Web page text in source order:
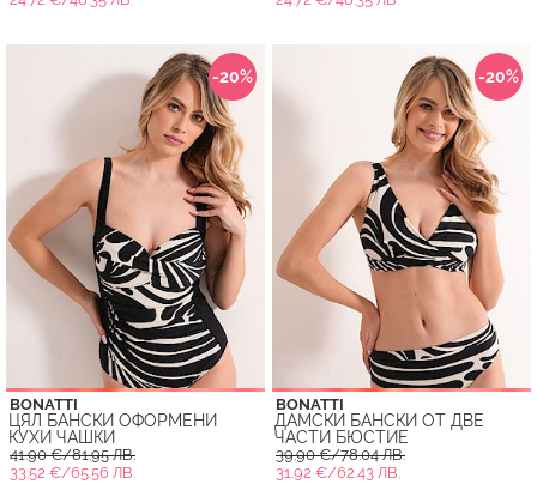
-20%
BONATTI
ЦЯЛ БАНСКИ ОФОРМЕНИ
КУХИ ЧАШКИ
41.90 €/81.95 ЛВ.
33.52 €/65.56 ЛВ.
-20%
BONATTI
ДАМСКИ БАНСКИ ОТ ДВЕ
ЧАСТИ БЮСТИЕ
39.90 €/78.04 ЛВ.
31.92 €/62.43 ЛВ.